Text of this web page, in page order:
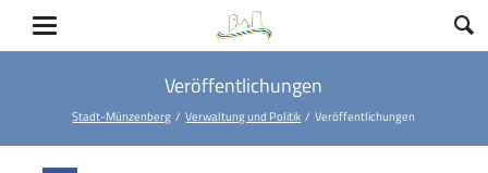
Veröffentlichungen
Stadt-Münzenberg Verwaltung und Politik Veröffentlichungen